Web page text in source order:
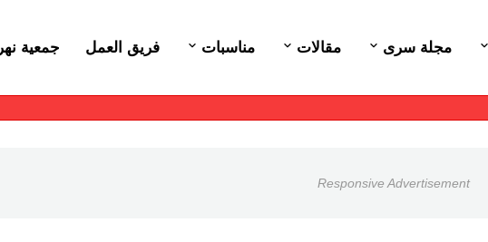
مجلة سرى مقالات مناسبات فريق العمل جمعية
Responsive Advertisement